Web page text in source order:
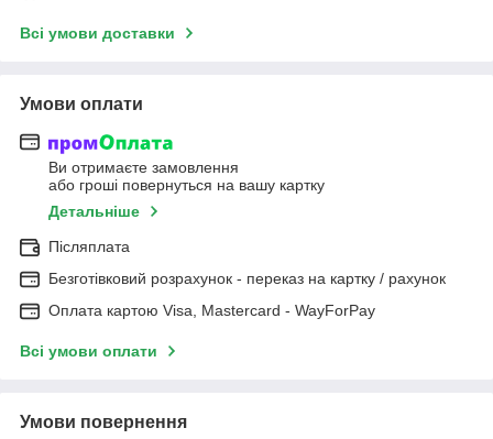
Всі умови доставки
Умови оплати
Ви отримаєте замовлення
або гроші повернуться на вашу картку
Детальніше
Післяплата
Безготівковий розрахунок - переказ на картку / рахунок
Оплата картою Visa, Mastercard - WayForPay
Всі умови оплати
Умови повернення